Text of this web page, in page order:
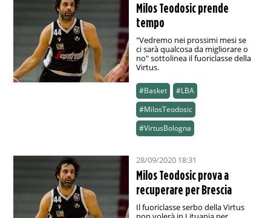
Milos Teodosic prende
tempo
"Vedremo nei prossimi mesi se
ci sarà qualcosa da migliorare o
no" sottolinea il fuoriclasse della
Virtus.
#Basket
#LBA
#MilosTeodosic
#VirtusBologna
28/09/2020 18:31
Milos Teodosic prova a
recuperare per Brescia
Il fuoriclasse serbo della Virtus